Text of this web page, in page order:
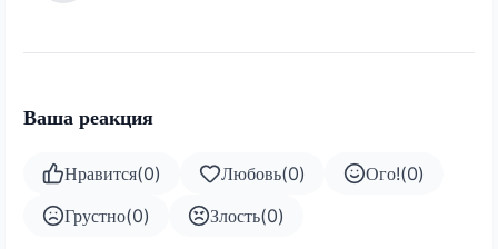
Ваша реакция
Нравится(0) Любовь(0) Ого!(0)
Грустно(0) Злость(0)